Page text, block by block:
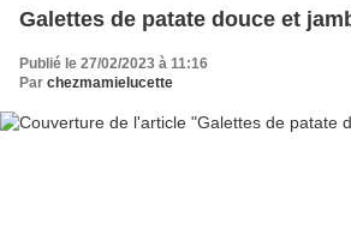
Galettes de patate douce et
Publié le 27/02/2023 à 11:16
Par chezmamielucette